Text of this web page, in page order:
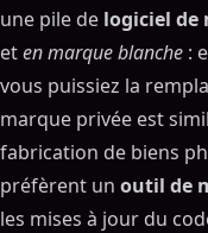
une pile de logiciel de
eten marque blanche :
vous puissiez la
marque privée est
fabrication de biens
préfèrent un outil de
les mises à jour du